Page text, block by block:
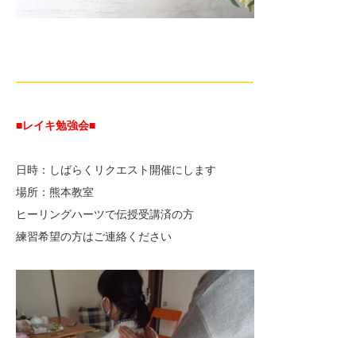
—————————————————————-
■レイキ勉強会■
日時：しばらくリクエスト開催にします
場所：熊本教室
ヒーリングハーツで伝授受講済の方
練習希望の方はご連絡ください